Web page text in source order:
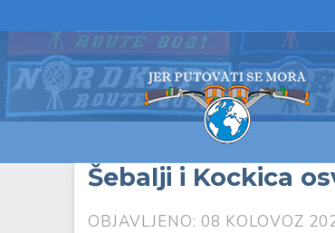
Šebalji i Kockica
OBJAVLJENO: 08 KOLOVOZ